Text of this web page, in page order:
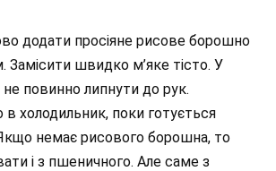
додати просіяне рисове борошно
Замісити швидко м’яке тісто. У
не повинно липнути до рук.
в холодильник, поки готується
немає рисового борошна, то
і з пшеничного. Але саме з